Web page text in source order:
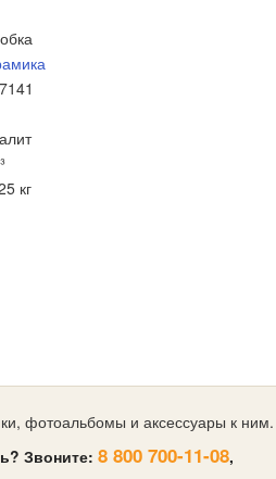
кг
фотоальбомы и аксессуары к ним.
Звоните: 8 800 700-11-08,